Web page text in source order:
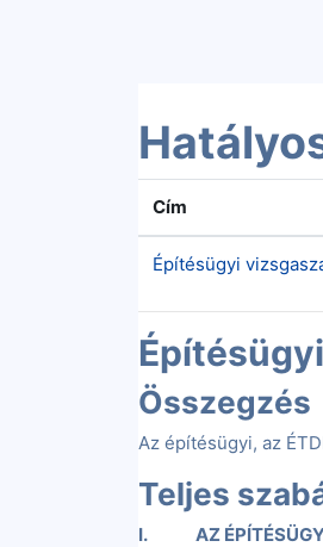
Cím
Építésügyi
Összegzés
Az építésügyi, az
Teljes
I. AZ